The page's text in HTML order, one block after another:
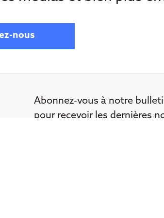
nous
Abonnez-vous à notre
pour recevoir les dernières